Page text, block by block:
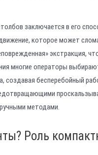
заключается в его
которое может
экстракция,
многие операторы
бесперебойный
методами.
Роль